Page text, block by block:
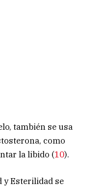
también se usa
como
la libido (10).
y Esterilidad se